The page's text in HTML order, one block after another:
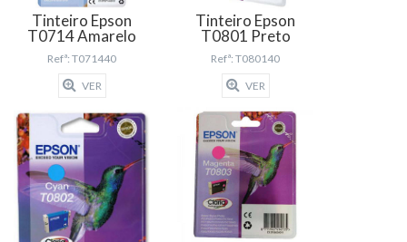
Tinteiro Epson
T0714 Amarelo
Refª: T071440
VER
Tinteiro Epson
T0801 Preto
Refª: T080140
VER